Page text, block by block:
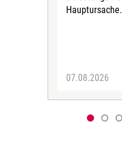
Hauptursache.
07.08.2026